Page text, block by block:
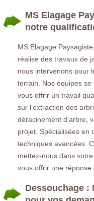
MS Elagage
notre
MS Elagage
réalise des travaux de
nous intervenons pour
terrain. Nos équipes
vous offrir un travail
sur l’extraction des
déracinement d’arbre,
projet. Spécialisées en
techniques avancées.
mettez-nous dans
vous offrir une réponse
Dessouchage :